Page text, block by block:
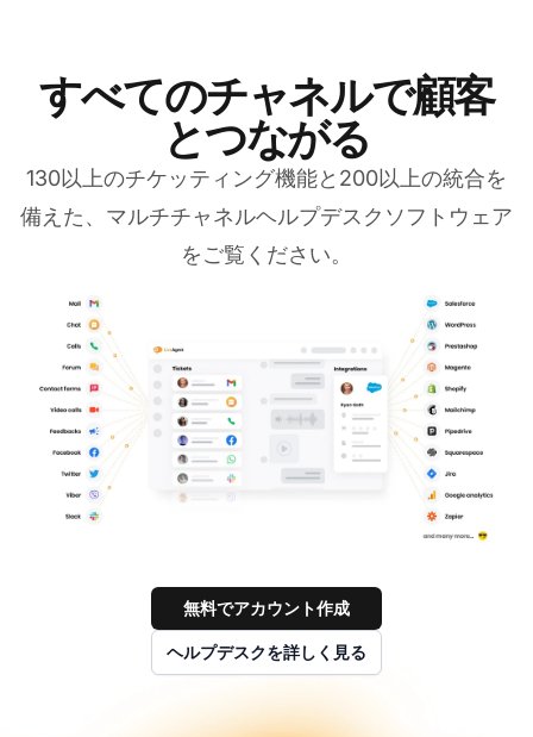
すべてのチャネルで顧客
とつながる
130以上のチケッティング機能と200以上の統合を
備えた、マルチチャネルヘルプデスクソフトウェア
をご覧ください。
無料でアカウント作成
ヘルプデスクを詳しく見る